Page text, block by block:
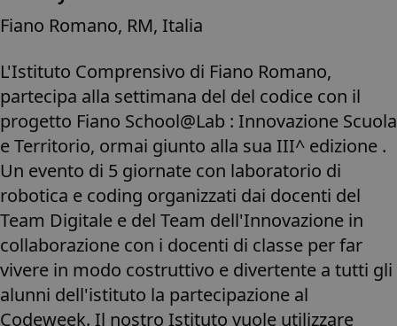
Fiano Romano, RM, Italia
L'Istituto Comprensivo di Fiano Romano,
partecipa alla settimana del del codice con il
progetto Fiano School@Lab : Innovazione Scuola
e Territorio, ormai giunto alla sua III^ edizione .
Un evento di 5 giornate con laboratorio di
robotica e coding organizzati dai docenti del
Team Digitale e del Team dell'Innovazione in
collaborazione con i docenti di classe per far
vivere in modo costruttivo e divertente a tutti gli
alunni dell'istituto la partecipazione al
Codeweek. Il nostro Istituto vuole utilizzare